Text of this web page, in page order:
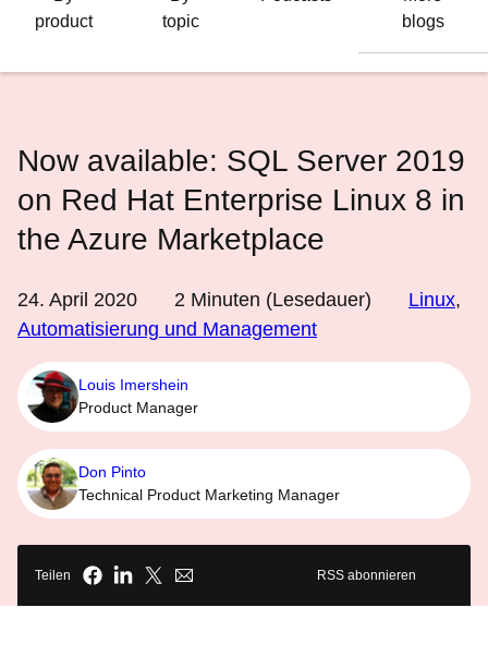
product
topic
blogs
Now available: SQL Server 2019
on Red Hat Enterprise Linux 8 in
the Azure Marketplace
24. April 2020 2 Minuten (Lesedauer) Linux,
Automatisierung und Management
Louis Imershein
Product Manager
Don Pinto
Technical Product Marketing Manager
Teilen RSS abonnieren